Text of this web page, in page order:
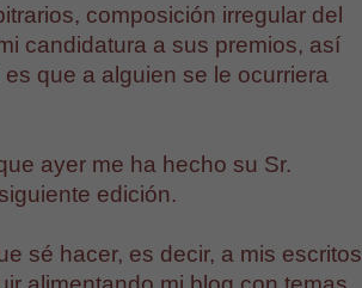
composición irregular del
candidatura a sus premios, así
que a alguien se le ocurriera
ayer me ha hecho su Sr.
edición.
sé hacer, es decir, a mis escritos